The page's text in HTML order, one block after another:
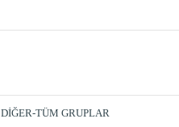
DİĞER-TÜM GRUPLAR